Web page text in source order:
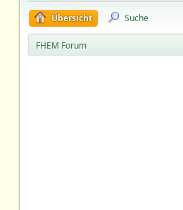
Übersicht Suche
FHEM Forum